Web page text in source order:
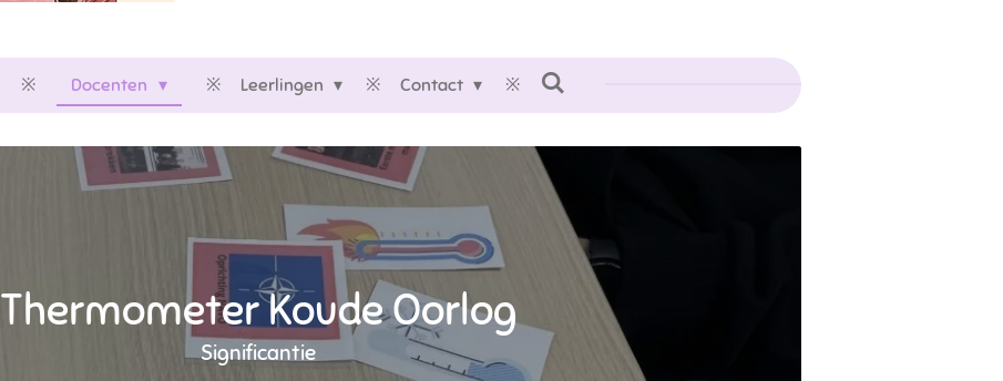
Docenten Leerlingen Contact
Thermometer Koude Oorlog
Significantie